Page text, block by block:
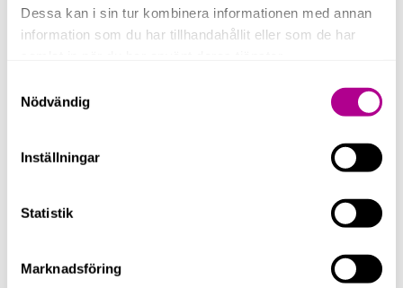
Dessa kan i sin tur kombinera informationen med annan
information som du har tillhandahållit eller som de har
Nödvändig
Inställningar
Statistik
Marknadsföring
Affärsområdesansvarig Mindre bolag/